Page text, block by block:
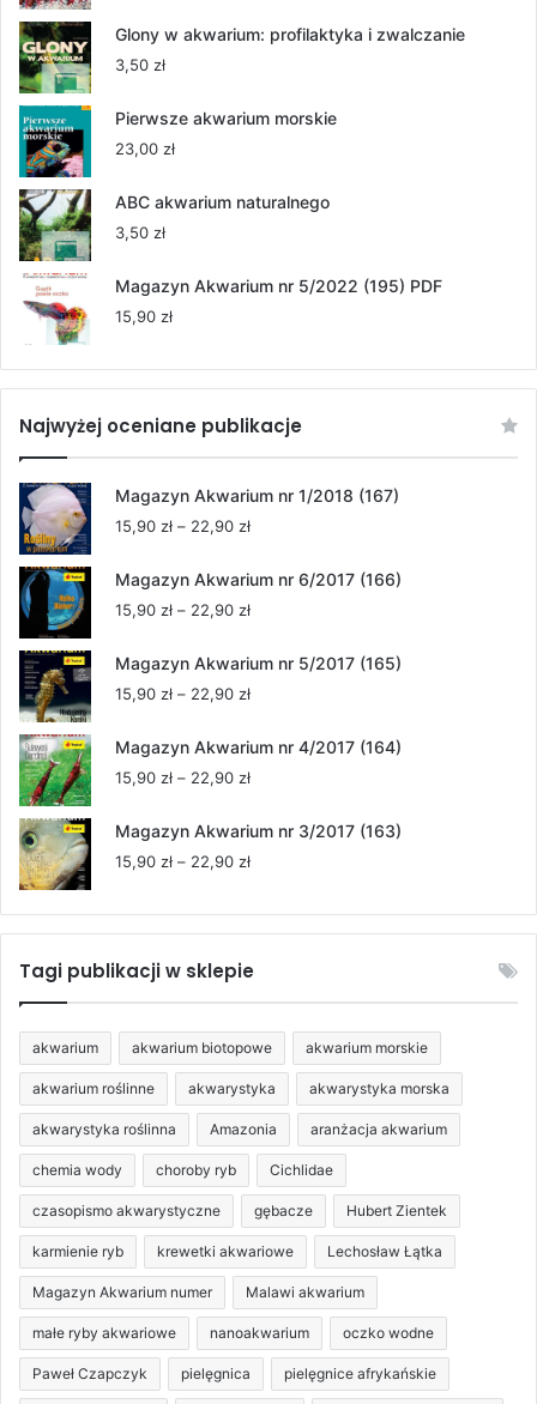
od
Glony w akwarium: profilaktyka i zwalczanie
3,50 zł
Pierwsze akwarium morskie
23,00 zł
ABC akwarium naturalnego
3,50 zł
Magazyn Akwarium nr 5/2022 (195) PDF
15,90 zł
Najwyżej oceniane publikacje
Magazyn Akwarium nr 1/2018 (167)
15,90 zł – 22,90 złZakres
od
Magazyn Akwarium nr 6/2017 (166)
15,90 zł – 22,90 złZakres
od
Magazyn Akwarium nr 5/2017 (165)
15,90 zł – 22,90 złZakres
od
Magazyn Akwarium nr 4/2017 (164)
15,90 zł – 22,90 złZakres
od
Magazyn Akwarium nr 3/2017 (163)
15,90 zł – 22,90 złZakres
od
15,90 zł
Tagi publikacji w sklepie
akwarium akwarium biotopowe akwarium morskie
akwarium roślinne akwarystyka akwarystyka morska
akwarystyka roślinna Amazonia aranżacja akwarium
chemia wody choroby ryb Cichlidae
czasopismo akwarystyczne gębacze Hubert Zientek
karmienie ryb krewetki akwariowe Lechosław Łątka
Magazyn Akwarium numer Malawi akwarium
małe ryby akwariowe nanoakwarium oczko wodne
Paweł Czapczyk pielęgnica pielęgnice afrykańskie